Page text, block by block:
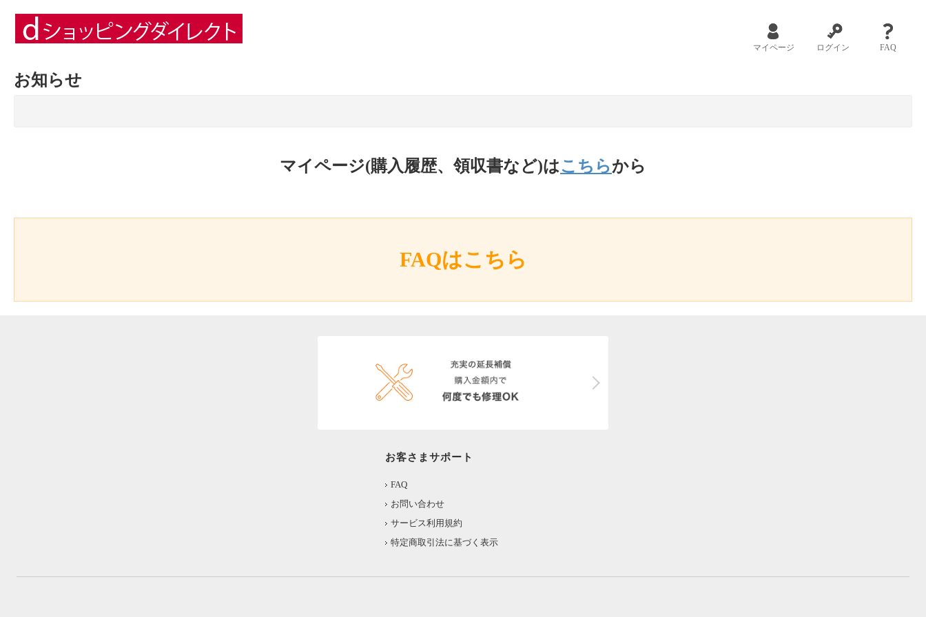
マイページ ログイン FAQ
お知らせ
マイページ(購入履歴、領収書など)はこちらから
FAQはこちら
お客さまサポート
FAQ
お問い合わせ
サービス利用規約
特定商取引法に基づく表示